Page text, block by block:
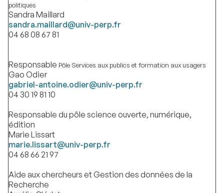
politiques
Sandra Maillard
sandra.maillard@univ-perp.fr
04 68 08 67 81
Responsable Pôle Services aux publics et formation aux usagers
Gao Odier
gabriel-antoine.odier@univ-perp.fr
04 30 19 81 10
Responsable du pôle science ouverte, numérique,
édition
Marie Lissart
marie.lissart@univ-perp.fr
04 68 66 21 97
Aide aux chercheurs et Gestion des données de la
Recherche